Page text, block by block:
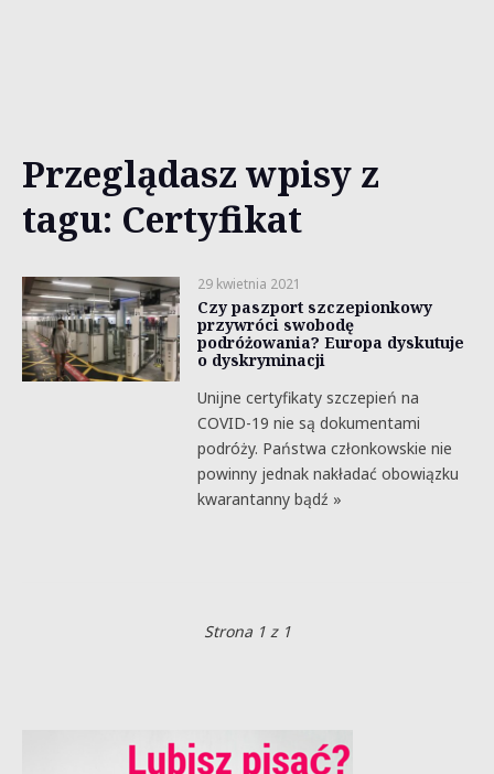
Przeglądasz wpisy z
tagu: Certyfikat
29 kwietnia 2021
Czy paszport szczepionkowy
przywróci swobodę
podróżowania? Europa dyskutuje
o dyskryminacji
Unijne certyfikaty szczepień na
COVID-19 nie są dokumentami
podróży. Państwa członkowskie nie
powinny jednak nakładać obowiązku
kwarantanny bądź »
Strona 1 z 1